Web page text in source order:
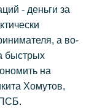
- деньги за
а во-
быстрых
на
Хомутов,
ПСБ.